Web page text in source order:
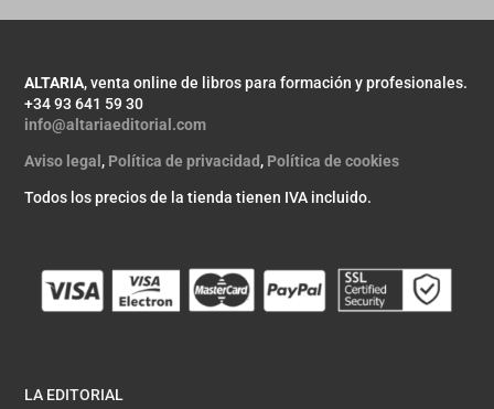
ALTARIA, venta online de libros para formación y profesionales.
+34 93 641 59 30
info@altariaeditorial.com
Aviso legal , Política de privacidad , Política de cookies
Todos los precios de la tienda tienen IVA incluido.
LA EDITORIAL